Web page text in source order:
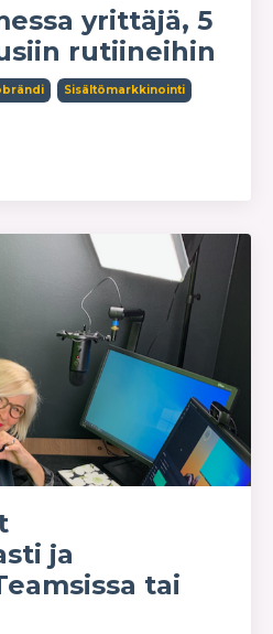
yrittäjä, 5
rutiineihin
Sisältömarkkinointi
ja
tai